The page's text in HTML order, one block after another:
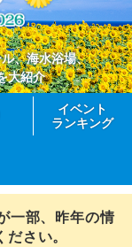
、海水浴場、
大紹介
イベント
ランキング
一部、昨年の情
さい。